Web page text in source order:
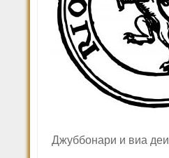
Джуббонари и виа